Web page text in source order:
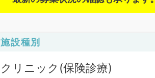
施設種別
クリニック(保険診療)